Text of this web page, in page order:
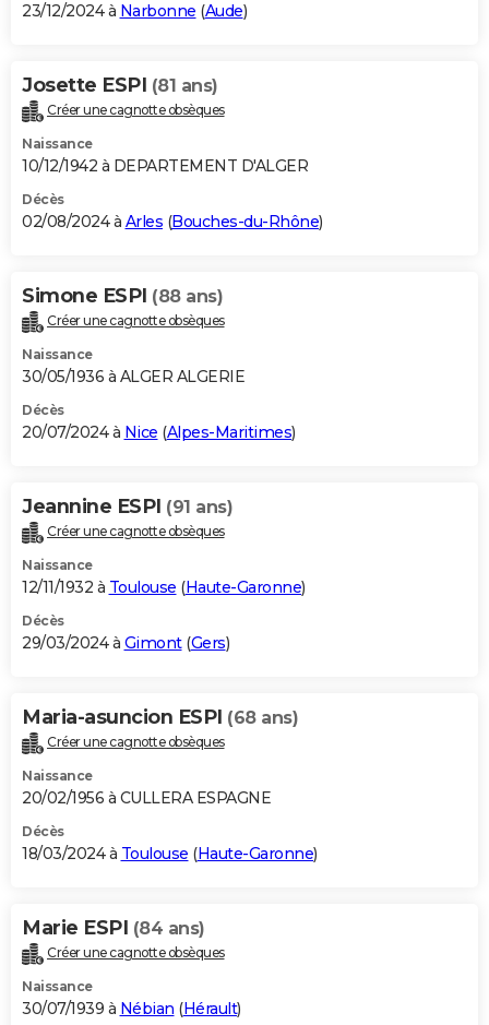
23/12/2024 à Narbonne (Aude)
Josette ESPI (81 ans)
Créer une cagnotte obsèques
Naissance
10/12/1942 à DEPARTEMENT D'ALGER
Décès
02/08/2024 à Arles (Bouches-du-Rhône)
Simone ESPI (88 ans)
Créer une cagnotte obsèques
Naissance
30/05/1936 à ALGER ALGERIE
Décès
20/07/2024 à Nice (Alpes-Maritimes)
Jeannine ESPI (91 ans)
Créer une cagnotte obsèques
Naissance
12/11/1932 à Toulouse (Haute-Garonne)
Décès
29/03/2024 à Gimont(Gers)
Maria-asuncion ESPI (68 ans)
Créer une cagnotte obsèques
Naissance
20/02/1956 à CULLERA ESPAGNE
Décès
18/03/2024 à Toulouse (Haute-Garonne)
Marie ESPI (84 ans)
Créer une cagnotte obsèques
Naissance
30/07/1939 à Nébian (Hérault)